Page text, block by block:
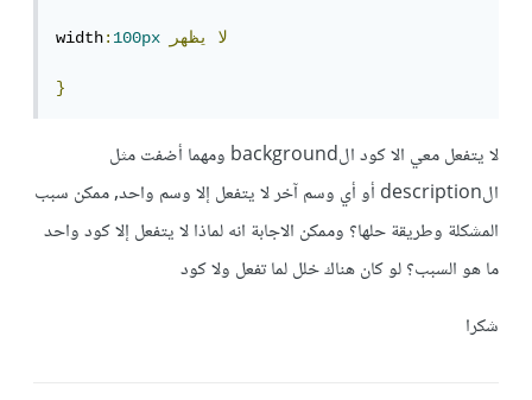
width:100px لا يظهر
}
لا يتفعل معي الا كود الbackground ومهما أضفت مثل
الdescription أو أي وسم آخر لا يتفعل إلا وسم واحد, ممكن سبب
المشكلة وطريقة حلها؟ وممكن الاجابة انه لماذا لا يتفعل إلا كود واحد
ما هو السبب؟ لو كان هناك خلل لما تفعل ولا كود
شكرا